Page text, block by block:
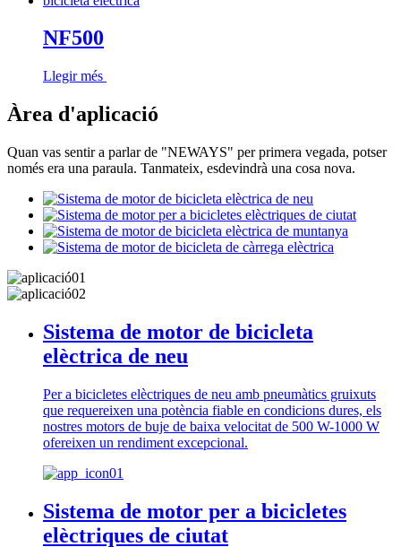
NF500
Llegir més
Àrea d'aplicació
Quan vas sentir a parlar de "NEWAYS" per primera vegada, potser
només era una paraula. Tanmateix, esdevindrà una cosa nova.
Sistema de motor de bicicleta
elèctrica de neu
Per a bicicletes elèctriques de neu amb pneumàtics gruixuts
que requereixen una potència fiable en condicions dures, els
nostres motors de buje de baixa velocitat de 500 W-1000 W
ofereixen un rendiment excepcional.
Sistema de motor per a bicicletes
elèctriques de ciutat